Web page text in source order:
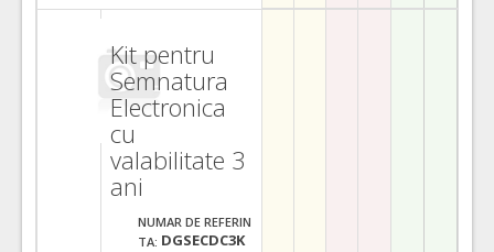
Kit pentru
Semnatura
Electronica
cu
valabilitate 3
ani
NUMAR DE REFERIN
TA: DGSECDC3K